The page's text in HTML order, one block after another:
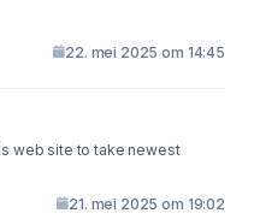
22. mei 2025 om 14:45
web site to take newest
21. mei 2025 om 19:02